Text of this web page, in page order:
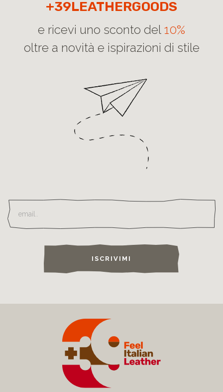
+39LEATHERGOODS
e ricevi uno sconto del 10%
oltre a novità e ispirazioni di stile
ISCRIVIMI